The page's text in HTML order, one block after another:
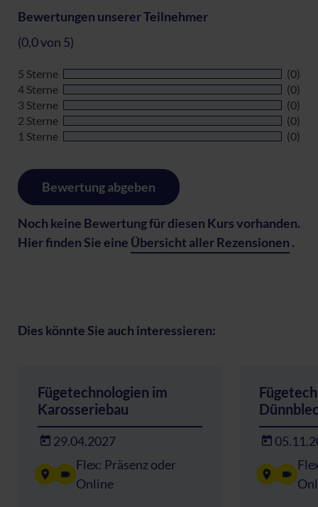
Bewertungen unserer Teilnehmer
(0,0 von 5)
5 Sterne
(0)
4 Sterne
(0)
3 Sterne
(0)
2 Sterne
(0)
1 Sterne
(0)
Bewertung abgeben
Noch keine Bewertung für diesen Kurs vorhanden.
Hier finden Sie eine Übersicht aller Rezensionen .
Dies könnte Sie auch interessieren:
Fügetechnologien im
Karosseriebau
29.04.2027
Flex: Präsenz oder
Online